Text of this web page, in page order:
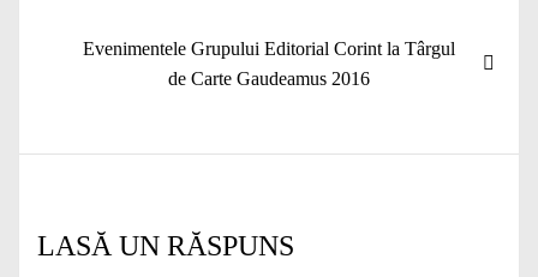
Articolul
Evenimentele Grupului Editorial Corint la Târgul
de Carte Gaudeamus 2016
LASĂ UN RĂSPUNS